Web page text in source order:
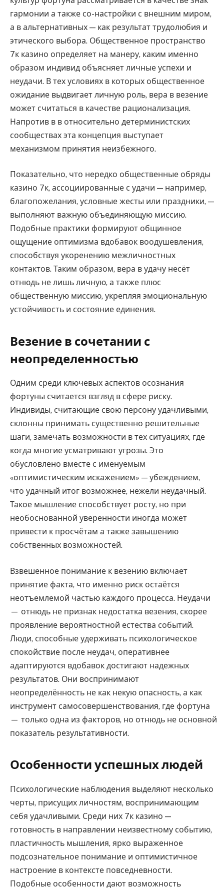
гармонии а также со-настройки с внешним миром,
а в альтернативных — как результат трудолюбия и
этического выбора. Общественное пространство
7к казино определяет на манеру, каким именно
образом индивид объясняет личные успехи и
неудачи. В тех условиях в которых общественное
ожидание выдвигает личную роль, вера в везение
может считаться в качестве рационализация.
Напротив в в относительно детерминистских
сообществах эта концепция выступает
механизмом принятия неизбежного.
Показательно, что нередко общественные обряды
казино 7к, ассоциированные с удачи — например,
благопожелания, условные жесты или праздники, —
выполняют важную объединяющую миссию.
Подобные практики формируют общинное
ощущение оптимизма вдобавок воодушевления,
способствуя укоренению межличностных
контактов. Таким образом, вера в удачу несёт
отнюдь не лишь личную, а также плюс
общественную миссию, укрепляя эмоциональную
устойчивость и состояние единения.
Везение в сочетании с
неопределенностью
Одним среди ключевых аспектов осознания
фортуны считается взгляд в сфере риску.
Индивиды, считающие свою персону удачливыми,
склонны принимать существенно решительные
шаги, замечать возможности в тех ситуациях, где
когда многие усматривают угрозы. Это
обусловлено вместе с именуемым
«оптимистическим искажением» — убеждением,
что удачный итог возможнее, нежели неудачный.
Такое мышление способствует росту, но при
необоснованной уверенности иногда может
привести к просчётам а также завышению
собственных возможностей.
Взвешенное понимание к везению включает
принятие факта, что именно риск остаётся
неотъемлемой частью каждого процесса. Неудачи
— отнюдь не признак недостатка везения, скорее
проявление вероятностной естества событий.
Люди, способные удерживать психологическое
спокойствие после неудач, оперативнее
адаптируются вдобавок достигают надежных
результатов. Они воспринимают
неопределённость не как некую опасность, а как
инструмент самосовершенствования, где фортуна
— только одна из факторов, но отнюдь не основной
показатель результативности.
Особенности успешных людей
Психологические наблюдения выделяют несколько
черты, присущих личностям, воспринимающим
себя удачливыми. Среди них 7к казино —
готовность в направлении неизвестному событию,
пластичность мышления, ярко выраженное
подсознательное понимание и оптимистичное
настроение в контексте повседневности.
Подобные особенности дают возможность